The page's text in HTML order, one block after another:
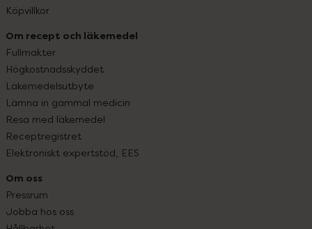
Köpvillkor
Om recept och läkemedel
Fullmakter
Högkostnadsskyddet
Läkemedelsutbyte
Lämna in gammal medicin
Resa med läkemedel
Receptregistret
Elektroniskt expertstöd, EES
Om oss
Pressrum
Jobba hos oss